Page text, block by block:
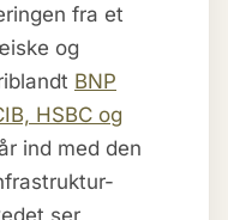
fra et
og
BNP
HSBC og
ind med den
ser